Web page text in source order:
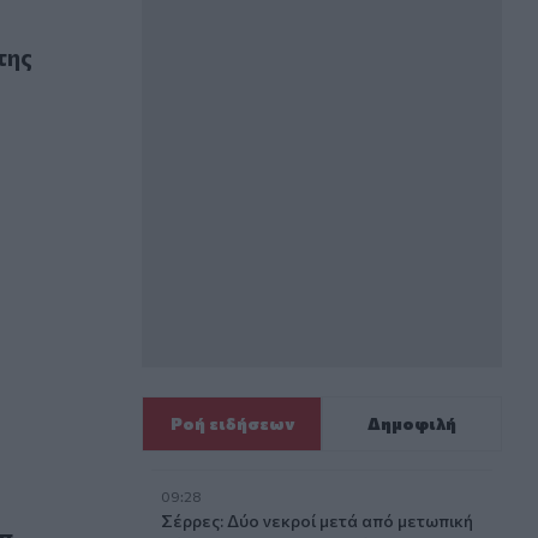
δημοσιογράφου για τον Έπσταϊν
Ροή ειδήσεων Δημοφιλή
09:28
Σέρρες: Δύο νεκροί μετά από μετωπική